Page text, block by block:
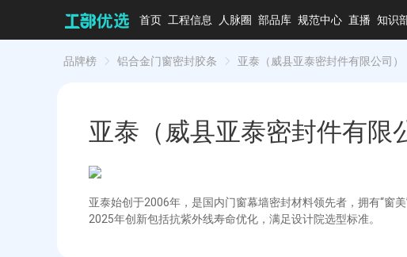
首页 工程信息 人脉圈 部品库 规范中心 直播 知识
品牌榜 铝合金门窗密封胶条 亚泰（威县亚泰密封件有限公司）
亚泰（威县亚泰密封件有限
亚泰始创于2006年，是国内门窗幕墙密封材料领先者，拥有“窗
2025年创新包括抗紫外线寿命优化，满足设计院选型标准。